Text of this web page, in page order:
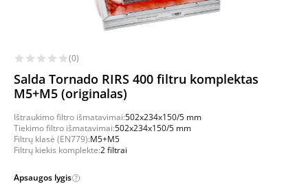
(0)
Salda Tornado RIRS 400 filtru komplektas
M5+M5 (originalas)
Ištraukimo filtro išmatavimai:502x234x150/5 mm
Tiekimo filtro išmatavimai:502x234x150/5 mm
Filtrų klasė (EN779):M5+M5
Filtrų kiekis komplekte:2 filtrai
Apsaugos lygis